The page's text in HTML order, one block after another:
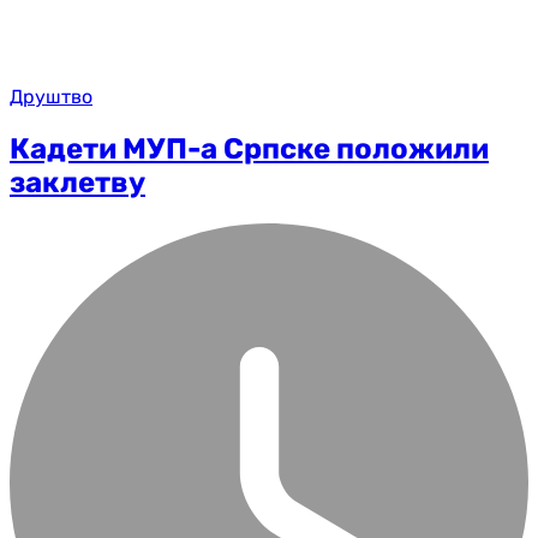
Друштво
Кадети МУП-а Српске положили
заклетву